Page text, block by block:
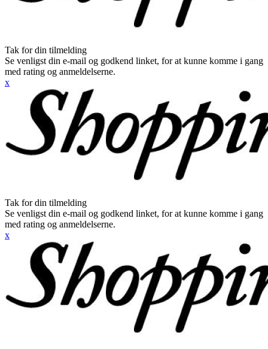
Tak for din tilmelding
Se venligst din e-mail og godkend linket, for at kunne komme i gang
med rating og anmeldelserne.
x
Tak for din tilmelding
Se venligst din e-mail og godkend linket, for at kunne komme i gang
med rating og anmeldelserne.
x